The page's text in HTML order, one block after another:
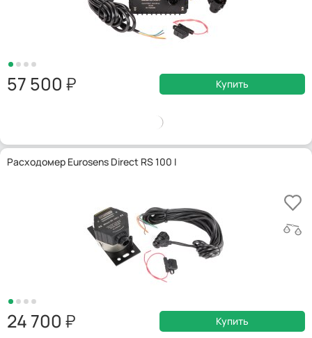
57 500 Купить
Расходомер Eurosens Direct RS 100 I
24 700 Купить